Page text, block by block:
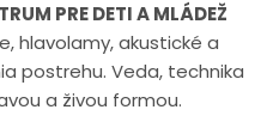
PRE DETI A MLÁDEŽ
hlavolamy, akustické a
postrehu. Veda, technika
a živou formou.